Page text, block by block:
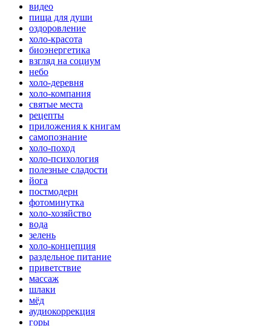
видео
пища для души
оздоровление
холо-красота
биоэнергетика
взгляд на социум
небо
холо-деревня
холо-компания
святые места
рецепты
приложения к книгам
самопознание
холо-поход
холо-психология
полезные сладости
йога
постмодерн
фотоминутка
холо-хозяйство
вода
зелень
холо-концепция
раздельное питание
приветствие
массаж
шлаки
мёд
аудиокоррекция
горы